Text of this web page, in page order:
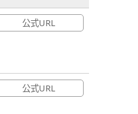
公式URL
公式URL